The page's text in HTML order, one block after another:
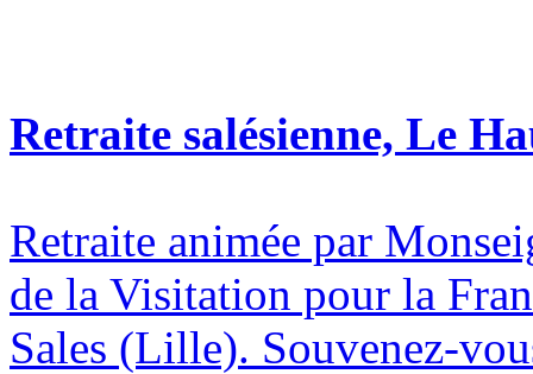
Retraite salésienne, Le
Retraite animée par
de la Visitation pour la
Sales (Lille). Souvenez-